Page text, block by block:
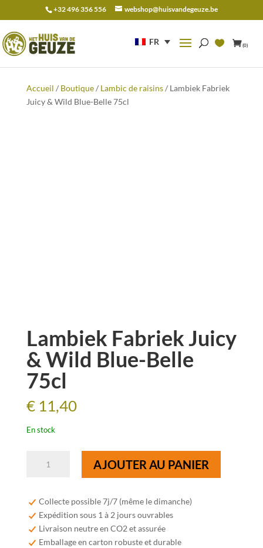
+32 496 356 556 webshop@huisvandegeuze.be
FR (0)
pour :
Accueil / Boutique/ Lambic de raisins/ Lambiek Fabriek
Juicy & Wild Blue-Belle 75cl
Lambiek Fabriek Juicy
& Wild Blue-Belle
75cl
€11,40
En stock
Fabriek
Juicy
Wild
AJOUTER AU PANIER
Collecte possible 7j/7 (même le dimanche)
Expédition sous 1 à 2 jours ouvrables
Livraison neutre en CO2 et assurée
Emballage en carton robuste et durable